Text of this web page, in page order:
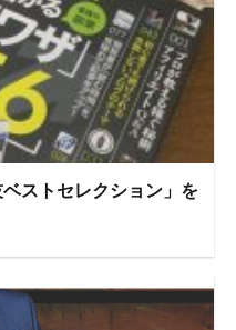
ストセレクション」を